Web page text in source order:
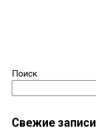
Поиск
Свежие записи